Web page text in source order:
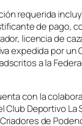
requerida
de pago,
licencia de
expedida por un
a la
con la
Club Deportivo La
de